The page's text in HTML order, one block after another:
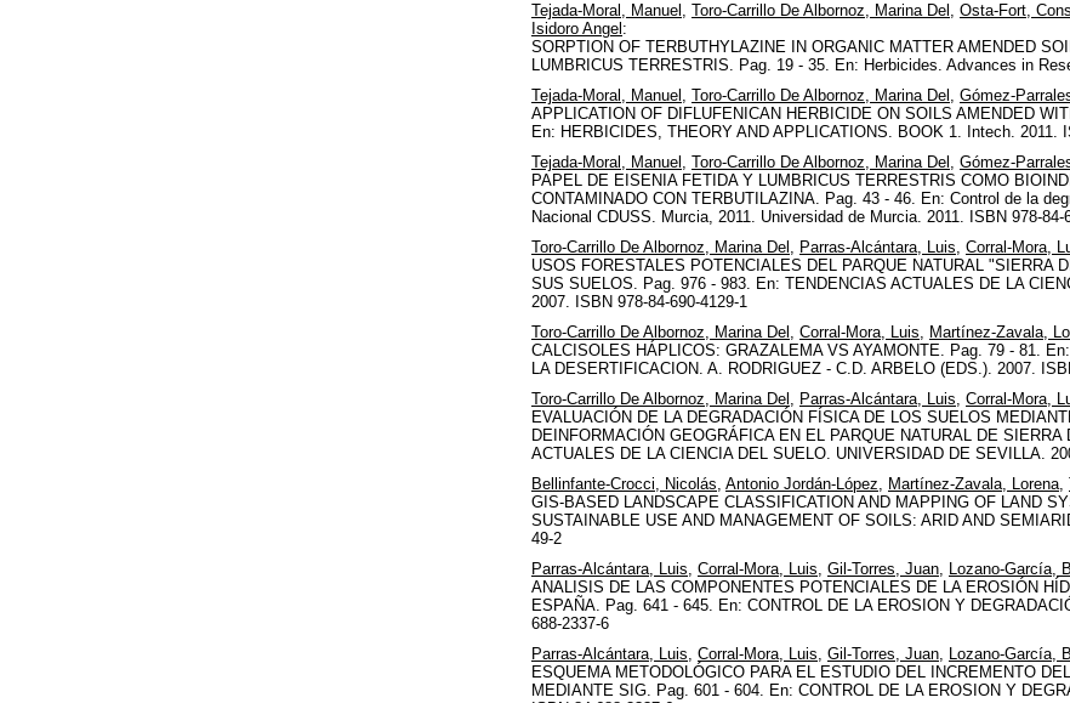
Tejada-Moral, Manuel , Toro-Carrillo De Albornoz, Marina Del , Osta-Fort,
Isidoro Angel :
SORPTION OF TERBUTHYLAZINE IN ORGANIC MATTER AMENDED
LUMBRICUS TERRESTRIS. Pag. 19 - 35. En: Herbicides. Advances in
Tejada-Moral, Manuel , Toro-Carrillo De Albornoz, Marina Del , Gómez-
APPLICATION OF DIFLUFENICAN HERBICIDE ON SOILS AMENDED
En: HERBICIDES, THEORY AND APPLICATIONS. BOOK 1. Intech. 2011.
Tejada-Moral, Manuel , Toro-Carrillo De Albornoz, Marina Del , Gómez-
PAPEL DE EISENIA FETIDA Y LUMBRICUS TERRESTRIS COMO
CONTAMINADO CON TERBUTILAZINA. Pag. 43 - 46. En: Control de la
Nacional CDUSS. Murcia, 2011. Universidad de Murcia. 2011. ISBN 978-84-
Toro-Carrillo De Albornoz, Marina Del , Parras-Alcántara, Luis, Corral-Mora,
USOS FORESTALES POTENCIALES DEL PARQUE NATURAL "SIERRA
SUS SUELOS. Pag. 976 - 983. En: TENDENCIAS ACTUALES DE LA
2007. ISBN 978-84-690-4129-1
Toro-Carrillo De Albornoz, Marina Del , Corral-Mora, Luis, Martínez-Zavala,
CALCISOLES HÁPLICOS: GRAZALEMA VS AYAMONTE. Pag. 79 - 81.
LA DESERTIFICACION. A. RODRIGUEZ - C.D. ARBELO (EDS.). 2007.
Toro-Carrillo De Albornoz, Marina Del , Parras-Alcántara, Luis, Corral-Mora,
EVALUACIÓN DE LA DEGRADACIÓN FÍSICA DE LOS SUELOS
DEINFORMACIÓN GEOGRÁFICA EN EL PARQUE NATURAL DE
ACTUALES DE LA CIENCIA DEL SUELO. UNIVERSIDAD DE SEVILLA.
Bellinfante-Crocci, Nicolás, Antonio Jordán-López, Martínez-Zavala, Lorena,
GIS-BASED LANDSCAPE CLASSIFICATION AND MAPPING OF LAND
SUSTAINABLE USE AND MANAGEMENT OF SOILS: ARID AND
49-2
Parras-Alcántara, Luis, Corral-Mora, Luis, Gil-Torres, Juan, Lozano-García,
ANALISIS DE LAS COMPONENTES POTENCIALES DE LA EROSIÓN
ESPAÑA. Pag. 641 - 645. En: CONTROL DE LA EROSION Y
688-2337-6
Parras-Alcántara, Luis, Corral-Mora, Luis, Gil-Torres, Juan, Lozano-García,
ESQUEMA METODOLÓGICO PARA EL ESTUDIO DEL INCREMENTO
MEDIANTE SIG. Pag. 601 - 604. En: CONTROL DE LA EROSION Y